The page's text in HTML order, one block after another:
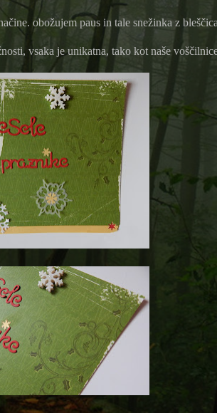
obožujem paus in tale snežinka z
vsaka je unikatna, tako kot naše